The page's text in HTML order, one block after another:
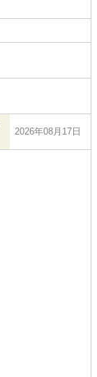
2026年08月17日